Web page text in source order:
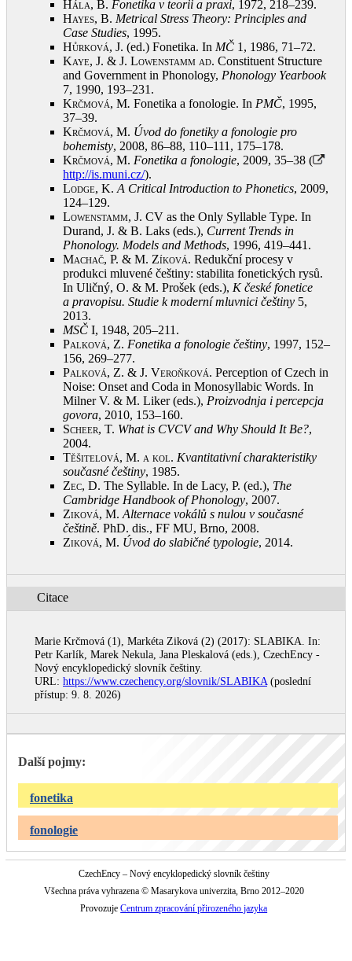
Hála, B. Fonetika v teorii a praxi, 1972, 218–239.
Hayes, B. Metrical Stress Theory: Principles and
Case Studies, 1995.
Hůrková, J. (ed.) Fonetika. In MČ 1, 1986, 71–72.
Kaye, J. & J. Lowenstamm ad. Constituent Structure
and Government in Phonology, Phonology Yearbook
7, 1990, 193–231 .
Krčmová, M. Fonetika a fonologie. In PMČ, 1995,
37–39.
Krčmová, M. Úvod do fonetiky a fonologie pro
bohemisty, 2008, 86–88, 110–111, 175–178.
Krčmová, M. Fonetika a fonologie, 2009, 35–38 (
http://is.muni.cz/).
Lodge, K. A Critical Introduction to Phonetics, 2009,
124–129.
Lowenstamm, J. CV as the Only Syllable Type. In
Durand, J. & B. Laks (eds.), Current Trends in
Phonology. Models and Methods, 1996, 419–441 .
Machač, P. & M. Zíková. Redukční procesy v
produkci mluvené češtiny: stabilita fonetických rysů.
In Uličný, O. & M. Prošek (eds.), K české fonetice
a pravopisu. Studie k moderní mluvnici češtiny 5,
2013.
MSČ I, 1948, 205–211 .
Palková, Z. Fonetika a fonologie češtiny, 1997, 152–
156, 269–277.
Palková, Z. & J. Veroňková. Perception of Czech in
Noise: Onset and Coda in Monosyllabic Words. In
Milner V. & M. Liker (eds.), Proizvodnja i percepcja
govora, 2010, 153–160.
Scheer, T. What is CVCV and Why Should It Be?,
2004.
Těšitelová, M. a kol. Kvantitativní charakteristiky
současné češtiny, 1985.
Zec, D. The Syllable. In de Lacy, P. (ed.), The
Cambridge Handbook of Phonology, 2007.
Ziková, M. Alternace vokálů s nulou v současné
češtině. PhD. dis., FF MU, Brno, 2008.
Ziková, M. Úvod do slabičné typologie, 2014.
Citace
Marie Krčmová (1), Markéta Ziková (2) (2017): SLABIKA. In:
Petr Karlík, Marek Nekula, Jana Pleskalová (eds.), CzechEncy -
Nový encyklopedický slovník češtiny.
URL: https://www.czechency.org/slovnik/SLABIKA (poslední
přístup: 9. 8. 2026)
Další pojmy:
fonetika
fonologie
CzechEncy – Nový encyklopedický slovník češtiny
Všechna práva vyhrazena © Masarykova univerzita, Brno 2012–2020
ProvozujeCentrum zpracování přirozeného jazyka